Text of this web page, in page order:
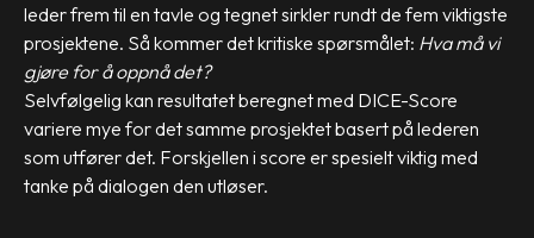
leder frem til en tavle og tegnet sirkler rundt de fem viktigste
prosjektene. Så kommer det kritiske spørsmålet: Hva må vi
gjøre for å oppnå det?
Selvfølgelig kan resultatet beregnet med DICE-Score
variere mye for det samme prosjektet basert på lederen
som utfører det. Forskjellen i score er spesielt viktig med
tanke på dialogen den utløser.